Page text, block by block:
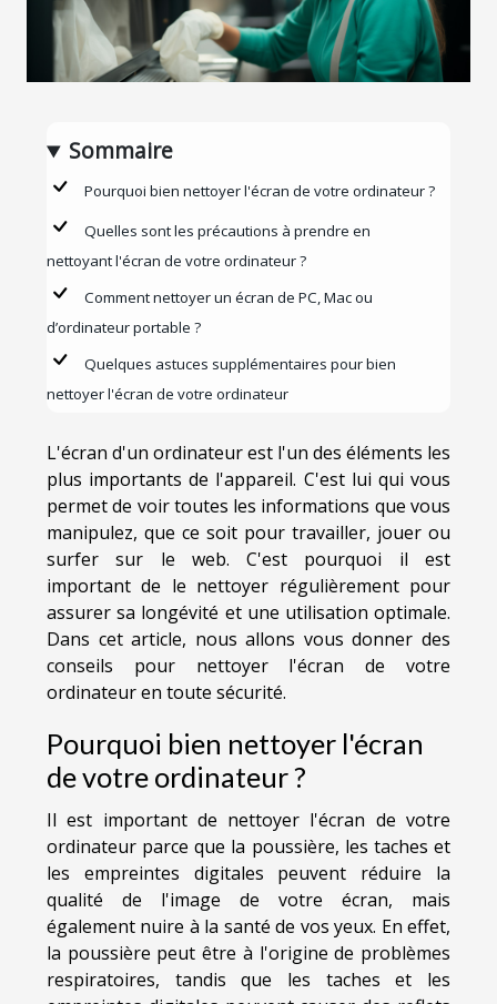
Sommaire
Pourquoi bien nettoyer l'écran de votre ordinateur ?
Quelles sont les précautions à prendre en
nettoyant l'écran de votre ordinateur ?
Comment nettoyer un écran de PC, Mac ou
d’ordinateur portable ?
Quelques astuces supplémentaires pour bien
nettoyer l'écran de votre ordinateur
L'écran d'un ordinateur est l'un des éléments les
plus importants de l'appareil. C'est lui qui vous
permet de voir toutes les informations que vous
manipulez, que ce soit pour travailler, jouer ou
surfer sur le web. C'est pourquoi il est
important de le nettoyer régulièrement pour
assurer sa longévité et une utilisation optimale.
Dans cet article, nous allons vous donner des
conseils pour nettoyer l'écran de votre
ordinateur en toute sécurité.
Pourquoi bien nettoyer l'écran
de votre ordinateur ?
Il est important de nettoyer l'écran de votre
ordinateur parce que la poussière, les taches et
les empreintes digitales peuvent réduire la
qualité de l'image de votre écran, mais
également nuire à la santé de vos yeux. En effet,
la poussière peut être à l'origine de problèmes
respiratoires, tandis que les taches et les